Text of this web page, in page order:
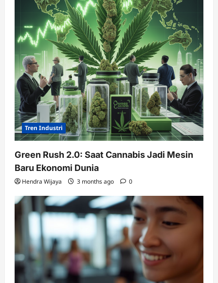
Tren Industri
Green Rush 2.0: Saat Cannabis Jadi Mesin
Baru Ekonomi Dunia
Hendra Wijaya 3 months ago 0